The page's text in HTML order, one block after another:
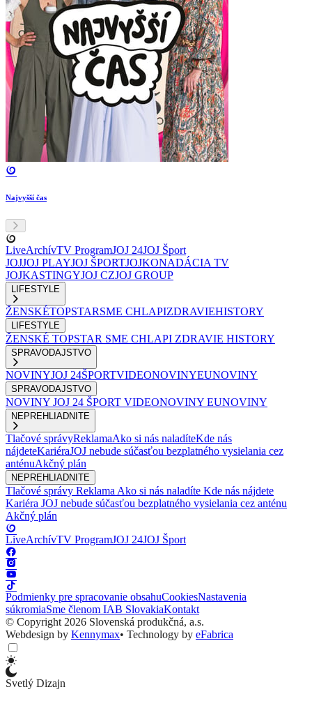
Najvyšší čas
LiveArchívTV ProgramJOJ 24JOJ Šport
JOJJOJ PLAYJOJ ŠPORTJOJKONADÁCIA TV
JOJKASTINGYJOJ CZJOJ GROUP
LIFESTYLE
ŽENSKÉTOPSTARSME CHLAPIZDRAVIEHISTORY
LIFESTYLE
ŽENSKÉ TOPSTAR SME CHLAPI ZDRAVIE HISTORY
SPRAVODAJSTVO
NOVINYJOJ 24ŠPORTVIDEONOVINYEUNOVINY
SPRAVODAJSTVO
NOVINY JOJ 24 ŠPORT VIDEONOVINY EUNOVINY
NEPREHLIADNITE
Tlačové správyReklamaAko si nás naladíteKde nás
nájdeteKariéraJOJ nebude súčasťou bezplatného vysielania cez
anténuAkčný plán
NEPREHLIADNITE
Tlačové správy Reklama Ako si nás naladíte Kde nás nájdete
Kariéra JOJ nebude súčasťou bezplatného vysielania cez anténu
Akčný plán
LiveArchívTV ProgramJOJ 24JOJ Šport
Podmienky pre spracovanie obsahuCookiesNastavenia
súkromiaSme členom IAB SlovakiaKontakt
© Copyright 2026 Slovenská produkčná, a.s.
Webdesign by Kennymax• Technology by eFabrica
Svetlý Dizajn